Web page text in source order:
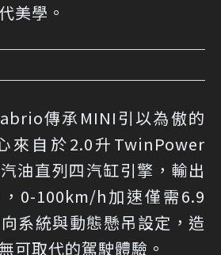
美學。
傳承MINI引以為傲的
來自於2.0升TwinPower
油直列四汽缸引擎，輸出
0-100km/h加速僅需6.9
系統與動態懸吊設定，造
可取代的駕駛體驗。